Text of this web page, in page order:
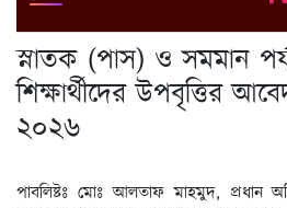
স্নাতক (পাস) ও সমমান
শিক্ষার্থীদের উপবৃত্তির
২০২৬
পাবলিষ্টঃ মোঃ আলতাফ মাহমুদ, প্রধান